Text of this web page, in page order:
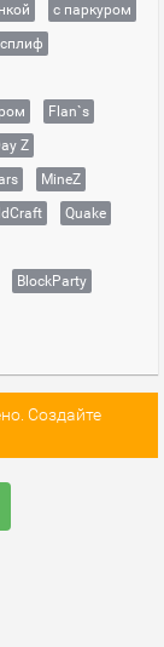
с паркуром
Flan`s
Z
MineZ
Quake
BlockParty
Создайте